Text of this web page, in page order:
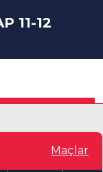
11-12
Maçlar